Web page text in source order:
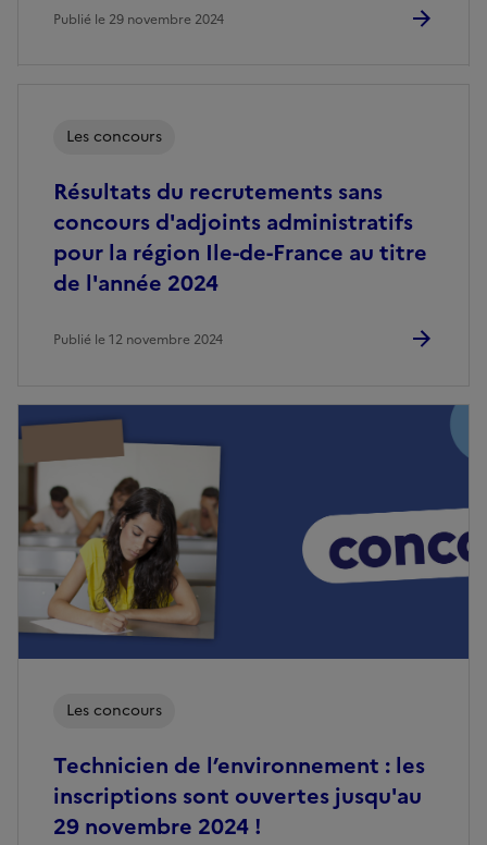
Publié le 29 novembre 2024
Résultats du recrutements sans
concours d'adjoints administratifs
pour la région Ile-de-France au titre
de l'année 2024
Les concours
Publié le 12 novembre 2024
Technicien de l’environnement : les
inscriptions sont ouvertes jusqu'au
29 novembre 2024 !
Les concours
Image